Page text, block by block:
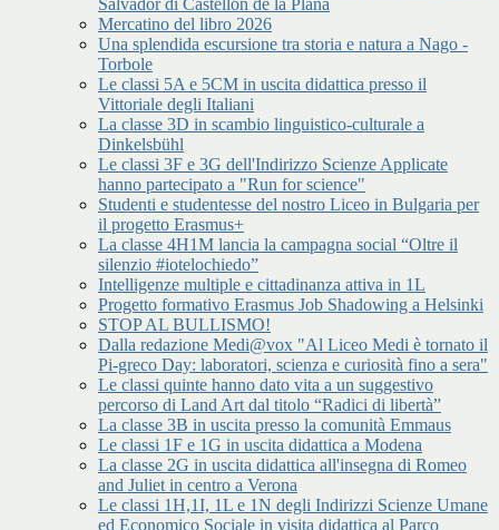
Salvador di Castellón de la Plana
Mercatino del libro 2026
Una splendida escursione tra storia e natura a Nago -
Torbole
Le classi 5A e 5CM in uscita didattica presso il
Vittoriale degli Italiani
La classe 3D in scambio linguistico-culturale a
Dinkelsbühl
Le classi 3F e 3G dell'Indirizzo Scienze Applicate
hanno partecipato a "Run for science"
Studenti e studentesse del nostro Liceo in Bulgaria per
il progetto Erasmus+
La classe 4H1M lancia la campagna social “Oltre il
silenzio #iotelochiedo”
Intelligenze multiple e cittadinanza attiva in 1L
Progetto formativo Erasmus Job Shadowing a Helsinki
STOP AL BULLISMO!
Dalla redazione Medi@vox "Al Liceo Medi è tornato il
Pi-greco Day: laboratori, scienza e curiosità fino a sera"
Le classi quinte hanno dato vita a un suggestivo
percorso di Land Art dal titolo “Radici di libertà”
La classe 3B in uscita presso la comunità Emmaus
Le classi 1F e 1G in uscita didattica a Modena
La classe 2G in uscita didattica all'insegna di Romeo
and Juliet in centro a Verona
Le classi 1H,1I, 1L e 1N degli Indirizzi Scienze Umane
ed Economico Sociale in visita didattica al Parco